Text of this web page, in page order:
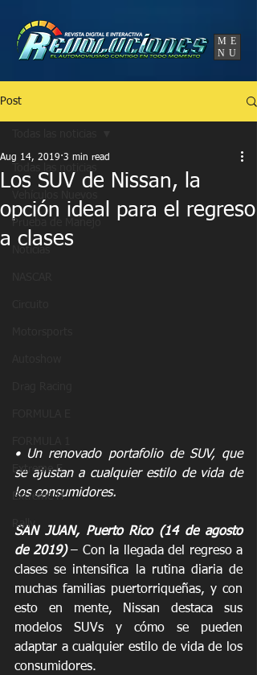
ME
NU
Post
Prueba de Manejo
Extreme E
Extreme H
Rally
Los SUV de Nissan, la
opción ideal para el regreso
a clases
Aug 14, 2019 3 min read
• Un renovado portafolio de SUV, que
se ajustan a cualquier estilo de vida de
los consumidores.
SAN JUAN, Puerto Rico (14 de agosto
de 2019) – Con la llegada del regreso a
clases se intensifica la rutina diaria de
muchas familias puertorriqueñas, y con
esto en mente, Nissan destaca sus
modelos SUVs y cómo se pueden
adaptar a cualquier estilo de vida de los
consumidores.